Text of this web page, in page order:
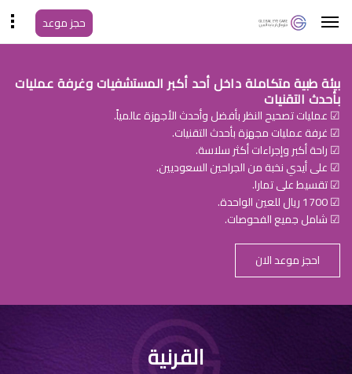
حجز موعد
بيئة طبية متكاملة داخل أحد أكبر المستشفيات وغرفة عمليات
بأحدث التقنيات
☑ عمليات تصحيح النظر بأفضل وأحدث الأجهزة عالمياً.
☑ غرفة عمليات مجهزة بأحدث التقنيات.
☑ راحة أكبر وإجراءات أكثر سلاسة.
☑ على أيدي نخبة من الجراحين السعوديين.
☑ تقسيط على تمارا.
☑ 1700 ريال للعين الواحدة.
☑ شامل جميع الفحوصات.
احجز موعد الان
القرنية